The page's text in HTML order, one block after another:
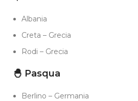
Albania
Creta – Grecia
Rodi – Grecia
🐣 Pasqua
Berlino – Germania